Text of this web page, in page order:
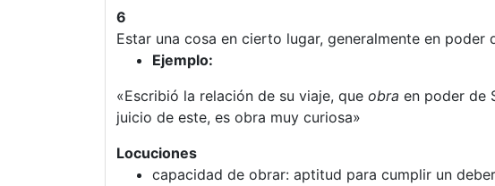
6
Estar una cosa en cierto lugar, generalmente en poder
Ejemplo:
«Escribió la relación de su viaje, que obra en poder de
juicio de este, es obra muy curiosa»
Locuciones
capacidad de obrar: aptitud para cumplir un